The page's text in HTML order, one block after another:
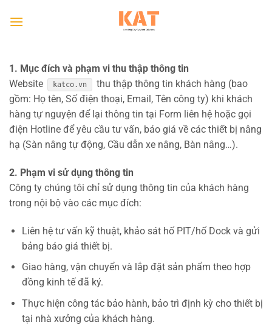
qua
1. Mục đích và phạm vi thu thập thông tin
Website
katco.vn
thu thập thông tin khách hàng (bao
gồm: Họ tên, Số điện thoại, Email, Tên công ty) khi khách
hàng tự nguyện để lại thông tin tại Form liên hệ hoặc gọi
điện Hotline để yêu cầu tư vấn, báo giá về các thiết bị nâng
hạ (Sàn nâng tự động, Cầu dẫn xe nâng, Bàn nâng…).
2. Phạm vi sử dụng thông tin
Công ty chúng tôi chỉ sử dụng thông tin của khách hàng
trong nội bộ vào các mục đích:
Liên hệ tư vấn kỹ thuật, khảo sát hố PIT/hố Dock và gửi
bảng báo giá thiết bị.
Giao hàng, vận chuyển và lắp đặt sản phẩm theo hợp
đồng kinh tế đã ký.
Thực hiện công tác bảo hành, bảo trì định kỳ cho thiết bị
tại nhà xưởng của khách hàng.